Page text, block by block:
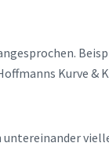
Kurve &